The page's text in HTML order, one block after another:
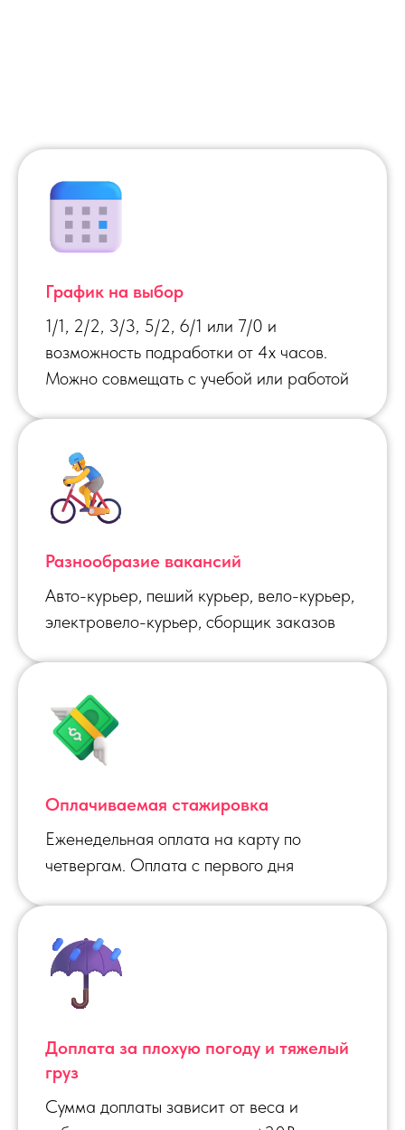
График на выбор
1/1, 2/2, 3/3, 5/2, 6/1 или 7/0 и
возможность подработки от 4х часов.
Можно совмещать с учебой или работой
Разнообразие вакансий
Авто-курьер, пеший курьер, вело-курьер,
электровело-курьер, сборщик заказов
Оплачиваемая стажировка
Еженедельная оплата на карту по
четвергам. Оплата с первого дня
Доплата за плохую погоду и тяжелый
груз
Сумма доплаты зависит от веса и